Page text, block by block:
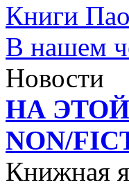
Книги
В нашем
Новости
НА
NON/
Книжная